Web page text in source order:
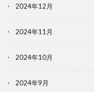
2024年12月
2024年11月
2024年10月
2024年9月